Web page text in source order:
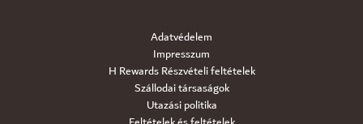
Adatvédelem
Impresszum
H Rewards Részvételi feltételek
Szállodai társaságok
Utazási politika